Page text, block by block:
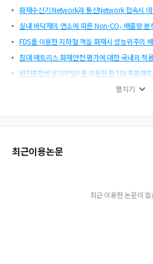
화재수신기 Network과 통신Network 접속시
실내 바닥재의 연소에 따른 Non-CO₂ 배출량 분
FDS를 이용한 지하철 객실 화재시 성능위주의
침대 매트리스 화재안전 평가에 대한 국내외 적
완전혼합반응기(PSR)를 이용한 환기부족화재
침대 매트리스 실규모 화재안전 평가시스템 기술
여객선 선실 적용을 위한 미분무수 소화설비의 실
한일 주택용화재경보기 실태분석에 관한 연구
펼치기
최근이용논문
최근 이용한 논문이 없